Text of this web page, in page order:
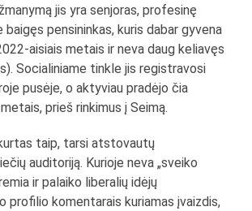
jis yra senjoras, profesinę
baigęs pensininkas, kuris dabar gyvena
aisiais metais ir neva daug keliavęs
Socialiniame tinkle jis registravosi
pusėje, o aktyviau pradėjo čia
prieš rinkimus į Seimą.
taip, tarsi atstovautų
auditoriją. Kurioje neva „sveiko
ir palaiko liberalių idėjų
profilio komentarais kuriamas įvaizdis,